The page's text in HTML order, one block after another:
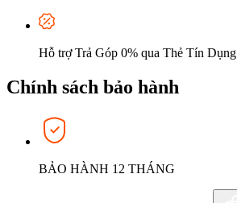
Hỗ trợ Trả Góp 0% qua Thẻ Tín Dụng
Chính sách bảo hành
BẢO HÀNH 12 THÁNG